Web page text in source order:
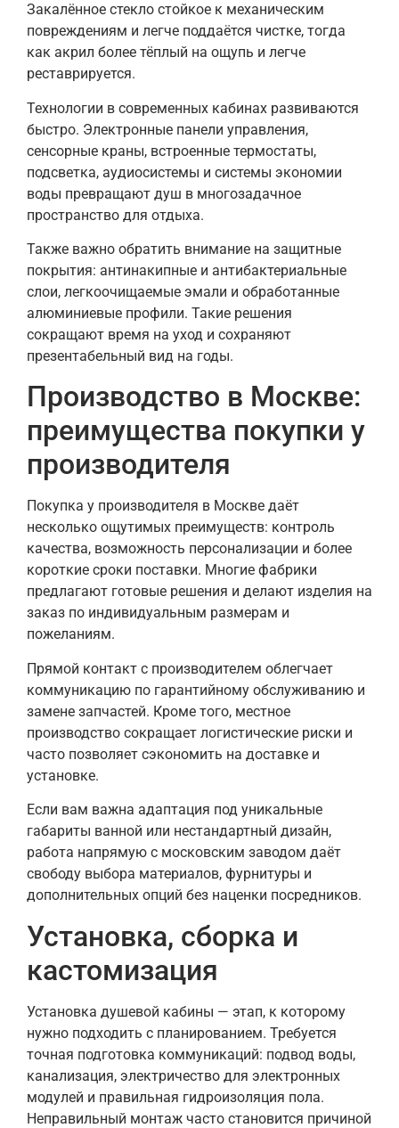
Закалённое стекло стойкое к механическим
повреждениям и легче поддаётся чистке, тогда
как акрил более тёплый на ощупь и легче
реставрируется.
Технологии в современных кабинах развиваются
быстро. Электронные панели управления,
сенсорные краны, встроенные термостаты,
подсветка, аудиосистемы и системы экономии
воды превращают душ в многозадачное
пространство для отдыха.
Также важно обратить внимание на защитные
покрытия: антинакипные и антибактериальные
слои, легкоочищаемые эмали и обработанные
алюминиевые профили. Такие решения
сокращают время на уход и сохраняют
презентабельный вид на годы.
Производство в Москве:
преимущества покупки у
производителя
Покупка у производителя в Москве даёт
несколько ощутимых преимуществ: контроль
качества, возможность персонализации и более
короткие сроки поставки. Многие фабрики
предлагают готовые решения и делают изделия на
заказ по индивидуальным размерам и
пожеланиям.
Прямой контакт с производителем облегчает
коммуникацию по гарантийному обслуживанию и
замене запчастей. Кроме того, местное
производство сокращает логистические риски и
часто позволяет сэкономить на доставке и
установке.
Если вам важна адаптация под уникальные
габариты ванной или нестандартный дизайн,
работа напрямую с московским заводом даёт
свободу выбора материалов, фурнитуры и
дополнительных опций без наценки посредников.
Установка, сборка и
кастомизация
Установка душевой кабины — этап, к которому
нужно подходить с планированием. Требуется
точная подготовка коммуникаций: подвод воды,
канализация, электричество для электронных
модулей и правильная гидроизоляция пола.
Неправильный монтаж часто становится причиной